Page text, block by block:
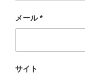
メール*
サイト